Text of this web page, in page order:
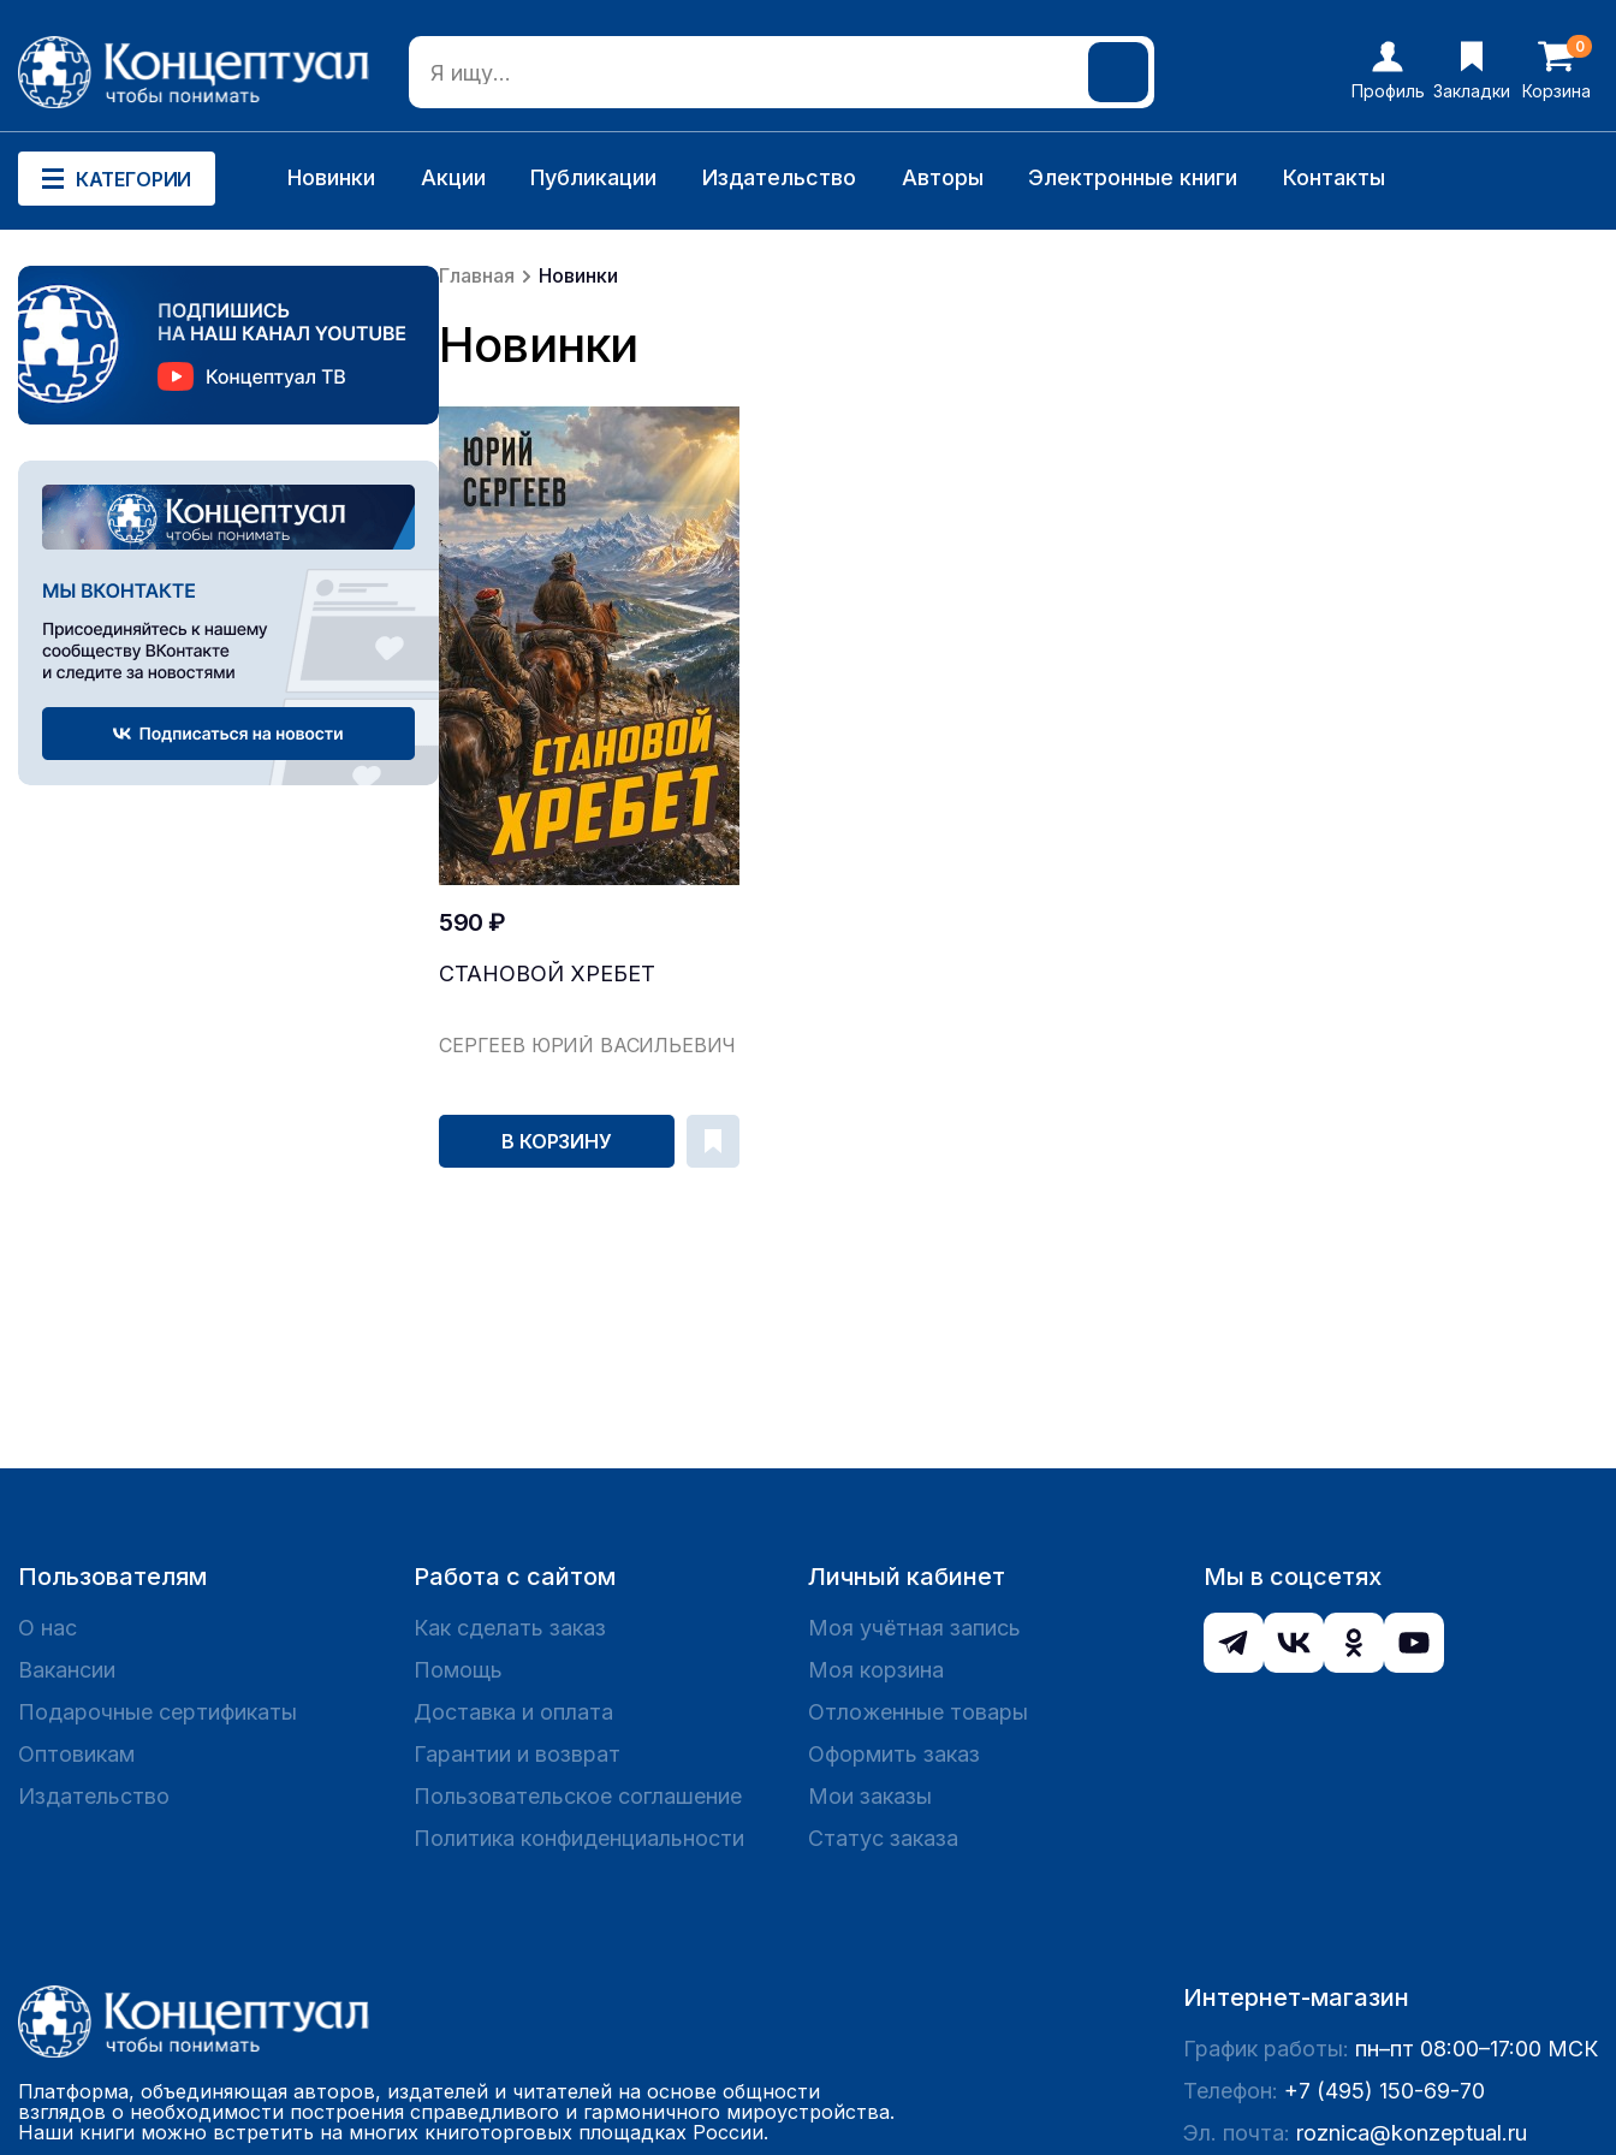
Профиль Закладки
0
Корзина
КАТЕГОРИИ Новинки Акции Публикации Издательство Авторы Электронные книги Контакты
Главная Новинки
Новинки
590 ₽
СТАНОВОЙ ХРЕБЕТ
СЕРГЕЕВ ЮРИЙ ВАСИЛЬЕВИЧ
В КОРЗИНУ
Пользователям
О нас
Вакансии
Подарочные сертификаты
Оптовикам
Издательство
Работа с сайтом
Как сделать заказ
Помощь
Доставка и оплата
Гарантии и возврат
Пользовательское соглашение
Политика конфиденциальности
Личный кабинет
Моя учётная запись
Моя корзина
Отложенные товары
Оформить заказ
Мои заказы
Статус заказа
Мы в соцсетях
Платформа, объединяющая авторов, издателей и читателей на основе общности
взглядов о необходимости построения справедливого и гармоничного мироустройства.
Наши книги можно встретить на многих книготорговых площадках России.
Интернет-магазин
График работы: пн–пт 08:00–17:00 МСК
Телефон: +7 (495) 150-69-70
Эл. почта: roznica@konzeptual.ru